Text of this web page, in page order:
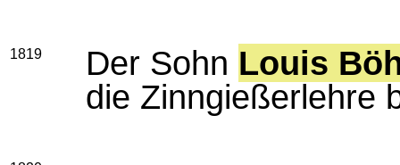
1819 Der Sohn Louis
die Zinngießerlehre